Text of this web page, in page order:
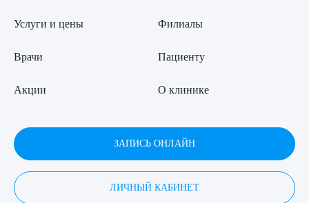
Услуги и цены
Врачи
Акции
Филиалы
Пациенту
О клинике
ЗАПИСЬ ОНЛАЙН
ЛИЧНЫЙ КАБИНЕТ